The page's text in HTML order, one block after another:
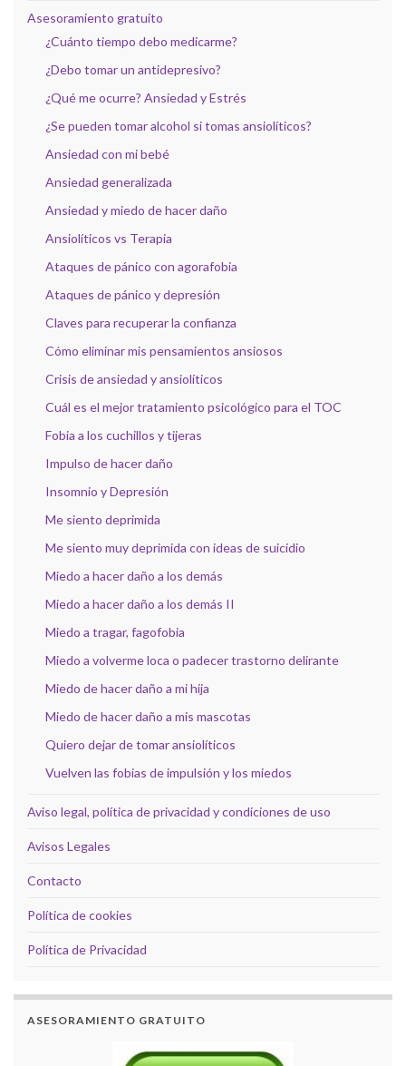
Asesoramiento gratuito
¿Cuánto tiempo debo medicarme?
¿Debo tomar un antidepresivo?
¿Qué me ocurre? Ansiedad y Estrés
¿Se pueden tomar alcohol si tomas ansiolíticos?
Ansiedad con mi bebé
Ansiedad generalizada
Ansiedad y miedo de hacer daño
Ansiolíticos vs Terapia
Ataques de pánico con agorafobia
Ataques de pánico y depresión
Claves para recuperar la confianza
Cómo eliminar mis pensamientos ansiosos
Crisis de ansiedad y ansiolíticos
Cuál es el mejor tratamiento psicológico para el TOC
Fobia a los cuchillos y tijeras
Impulso de hacer daño
Insomnio y Depresión
Me siento deprimida
Me siento muy deprimida con ideas de suicidio
Miedo a hacer daño a los demás
Miedo a hacer daño a los demás II
Miedo a tragar, fagofobia
Miedo a volverme loca o padecer trastorno delirante
Miedo de hacer daño a mi hija
Miedo de hacer daño a mis mascotas
Quiero dejar de tomar ansiolíticos
Vuelven las fobias de impulsión y los miedos
Aviso legal, política de privacidad y condiciones de uso
Avisos Legales
Contacto
Política de cookies
Política de Privacidad
ASESORAMIENTO GRATUITO